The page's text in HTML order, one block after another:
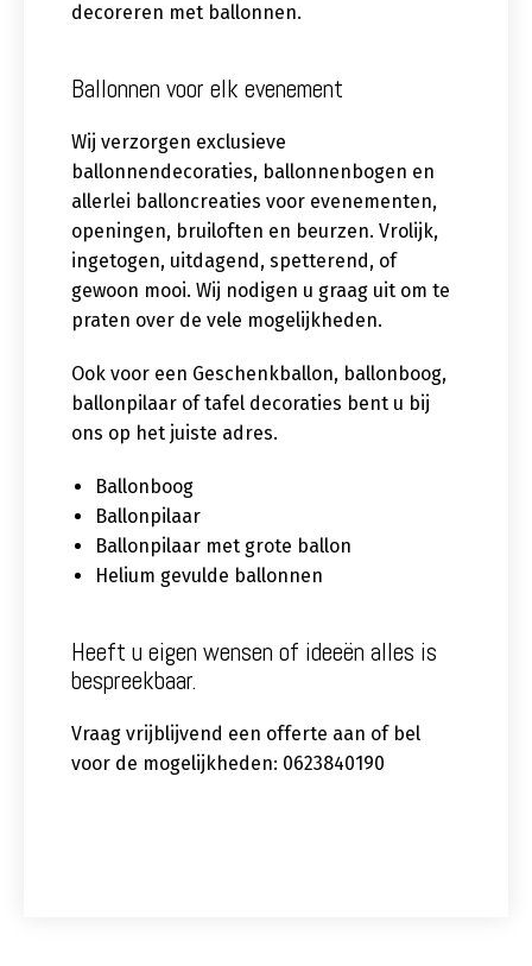
decoreren met ballonnen.
Ballonnen voor elk evenement
Wij verzorgen exclusieve
ballonnendecoraties, ballonnenbogen en
allerlei balloncreaties voor evenementen,
openingen, bruiloften en beurzen. Vrolijk,
ingetogen, uitdagend, spetterend, of
gewoon mooi. Wij nodigen u graag uit om te
praten over de vele mogelijkheden.
Ook voor een Geschenkballon, ballonboog,
ballonpilaar of tafel decoraties bent u bij
ons op het juiste adres.
Ballonboog
Ballonpilaar
Ballonpilaar met grote ballon
Helium gevulde ballonnen
Heeft u eigen wensen of ideeën alles is
bespreekbaar.
Vraag vrijblijvend een offerte aan of bel
voor de mogelijkheden: 0623840190